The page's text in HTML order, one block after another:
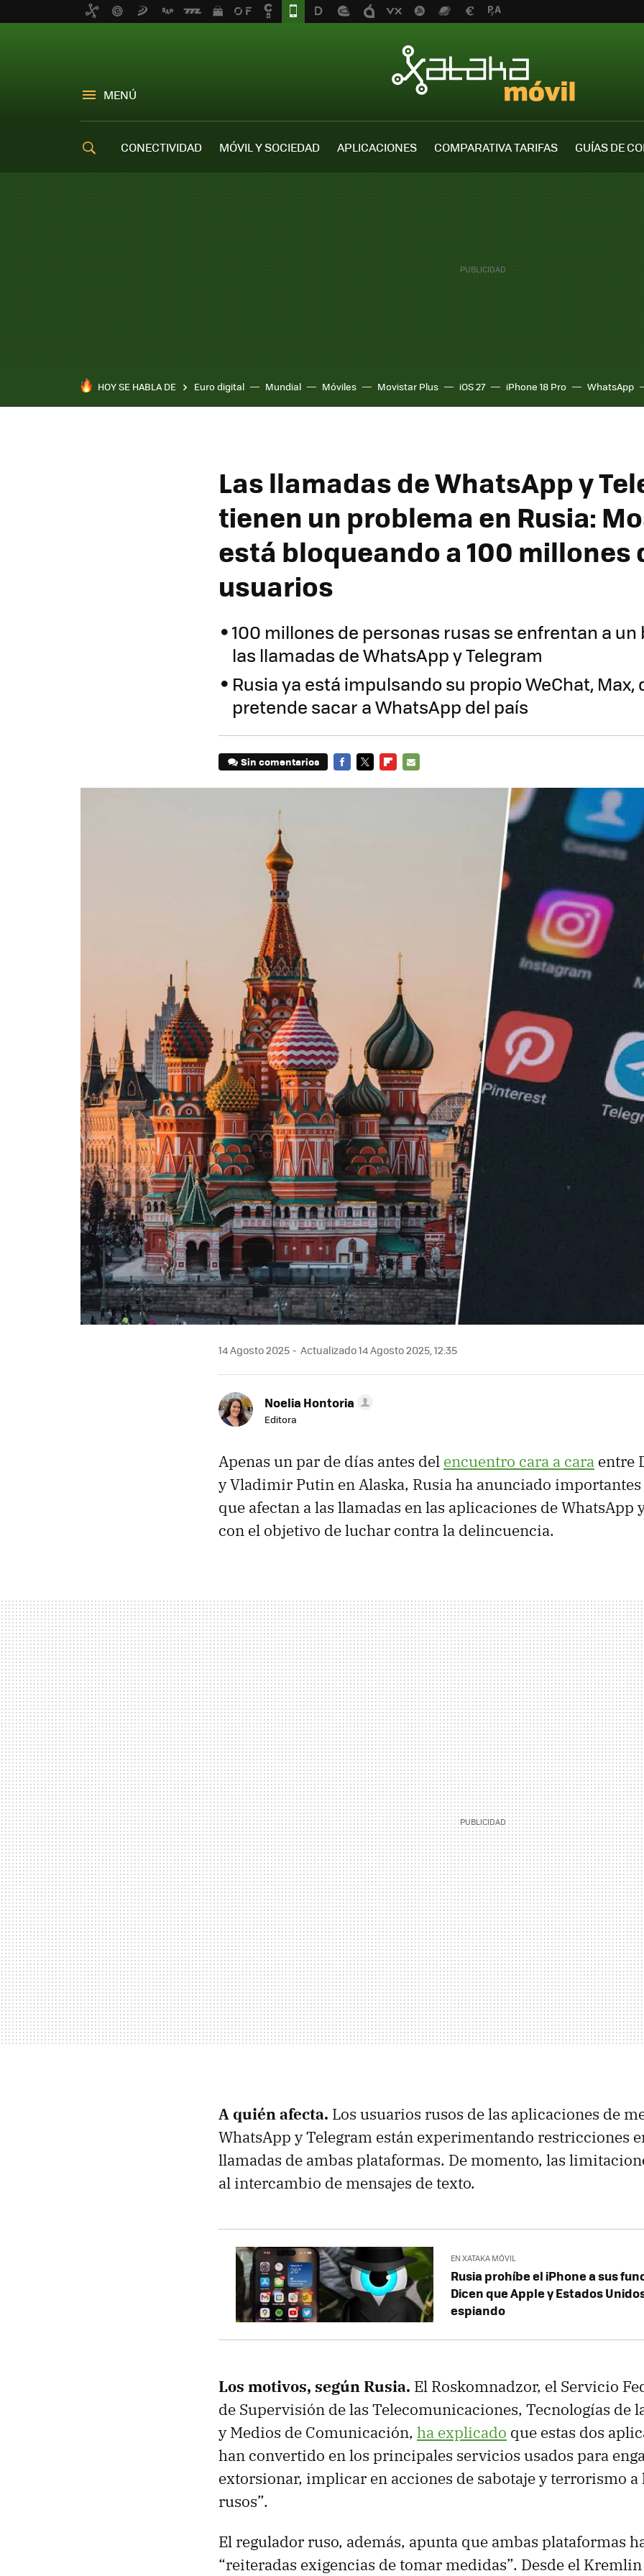
MENÚ
CONECTIVIDAD MÓVIL Y SOCIEDAD APLICACIONES COMPARATIVA TARIFAS
GUÍAS DE
HOY SE HABLA DE Euro digital Mundial Móviles Movistar Plus iOS 27 iPhone 18 Pro
WhatsApp
Pixel 10a
Las llamadas de WhatsApp y
tienen un problema en Rusia:
está bloqueando a 100 millones
usuarios
100 millones de personas rusas se enfrentan a un
las llamadas de WhatsApp y Telegram
Rusia ya está impulsando su propio WeChat, Max,
pretende sacar a WhatsApp del país
Sin comentarios
14 Agosto 2025 Actualizado 14 Agosto 2025, 12:35
Noelia Hontoria
Editora
Apenas un par de días antes del encuentro cara a cara entre
y Vladimir Putin en Alaska, Rusia ha anunciado
que afectan a las llamadas en las aplicaciones de WhatsApp
con el objetivo de luchar contra la delincuencia.
A quién afecta. Los usuarios rusos de las aplicaciones de
WhatsApp y Telegram están experimentando restricciones
llamadas de ambas plataformas. De momento, las
al intercambio de mensajes de texto.
EN XATAKA MÓVIL
Rusia prohíbe el iPhone a sus
Dicen que Apple y Estados
espiando
Los motivos, según Rusia. El Roskomnadzor, el Servicio
de Supervisión de las Telecomunicaciones, Tecnologías de
y Medios de Comunicación, ha explicado que estas dos
han convertido en los principales servicios usados para
extorsionar, implicar en acciones de sabotaje y terrorismo a
rusos”.
El regulador ruso, además, apunta que ambas plataformas
“reiteradas exigencias de tomar medidas”. Desde el